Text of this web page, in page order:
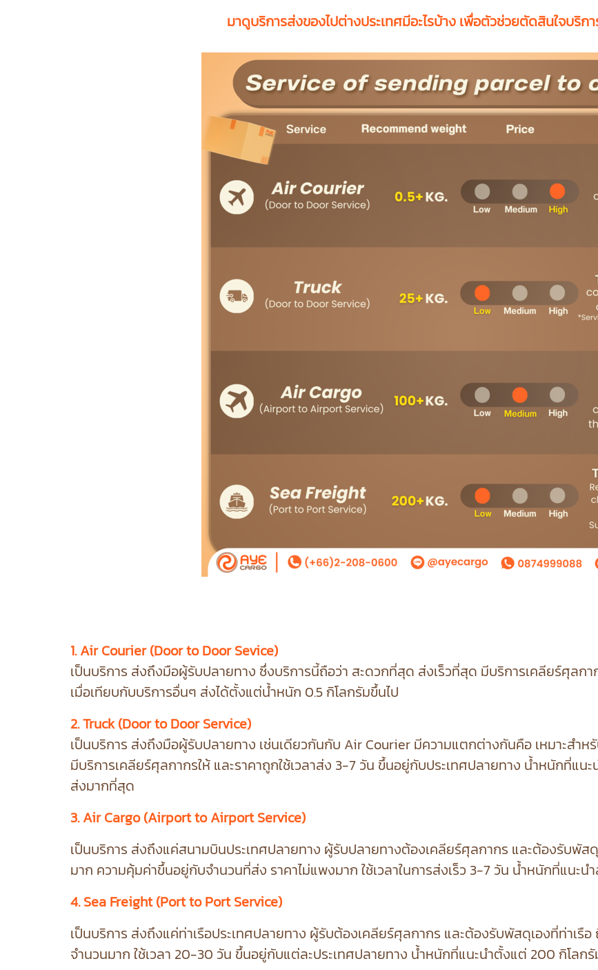
มาดูบริการส่งของไปต่างประเทศมีอะไรบ้าง️ เพื่อตัวช่วยตัดสินใจบริก
1. Air Courier (Door to Door Sevice)
เป็นบริการ ส่งถึงมือผู้รับปลายทาง ซึ่งบริการนี้ถือว่า สะดวกที่สุด ส่งเร็วที่สุด มีบริการเคลียร์ศุลก
เมื่อเทียบกับบริการอื่นๆ ส่งได้ตั้งแต่น้ำหนัก 0.5 กิโลกรัมขึ้นไป
2. Truck (Door to Door Service)
เป็นบริการ ส่งถึงมือผู้รับปลายทาง เช่นเดียวกันกับ Air Courier มีความแตกต่างกันคือ เหมาะสำห
มีบริการเคลียร์ศุลกากรให้ และราคาถูกใช้เวลาส่ง 3-7 วัน ขึ้นอยู่กับประเทศปลายทาง น้ำหนักที่แน
ส่งมากที่สุด
3.Air Cargo (Airport to Airport Service)
เป็นบริการ ส่งถึงแค่สนามบินประเทศปลายทาง ผู้รับปลายทางต้องเคลียร์ศุลกากร และต้องรับพัส
มาก ความคุ้มค่าขึ้นอยู่กับจำนวนที่ส่ง ราคาไม่แพงมาก ใช้เวลาในการส่งเร็ว 3-7 วัน น้ำหนักที่แนะน
4. Sea Freight (Port to Port Service)
เป็นบริการ ส่งถึงแค่ท่าเรือประเทศปลายทาง ผู้รับต้องเคลียร์ศุลกากร และต้องรับพัสดุเองที่ท่าเ
จำนวนมาก ใช้เวลา 20-30 วัน ขึ้นอยู่กับแต่ละประเทศปลายทาง น้ำหนักที่แนะนำตั้งแต่ 200 กิโลกรั